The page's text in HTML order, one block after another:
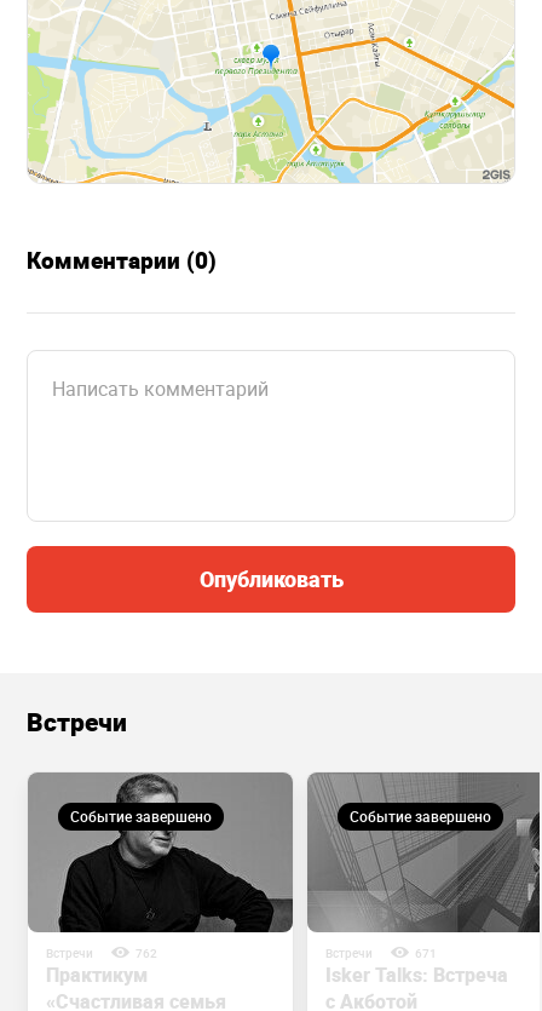
Комментарии (0)
Опубликовать
Встречи
Событие завершено
Встречи 762
Практикум
«Счастливая семья
Событие завершено
Встречи 671
Isker Talks: Встреча
с Акботой